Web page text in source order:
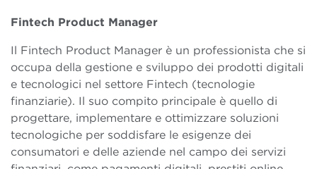
Fintech Product Manager
Il Fintech Product Manager è un professionista che si
occupa della gestione e sviluppo dei prodotti digitali
e tecnologici nel settore Fintech (tecnologie
finanziarie). Il suo compito principale è quello di
progettare, implementare e ottimizzare soluzioni
tecnologiche per soddisfare le esigenze dei
consumatori e delle aziende nel campo dei servizi